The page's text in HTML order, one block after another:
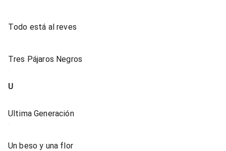
Todo está al reves
Tres Pájaros Negros
U
Ultima Generación
Un beso y una flor